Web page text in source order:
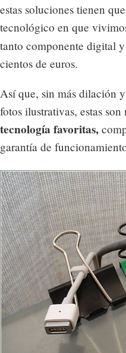
estas soluciones tienen
tecnológico en que
tanto componente digital y
cientos de euros.
Así que, sin más dilación
fotos ilustrativas, estas son
tecnología favoritas,
garantía de